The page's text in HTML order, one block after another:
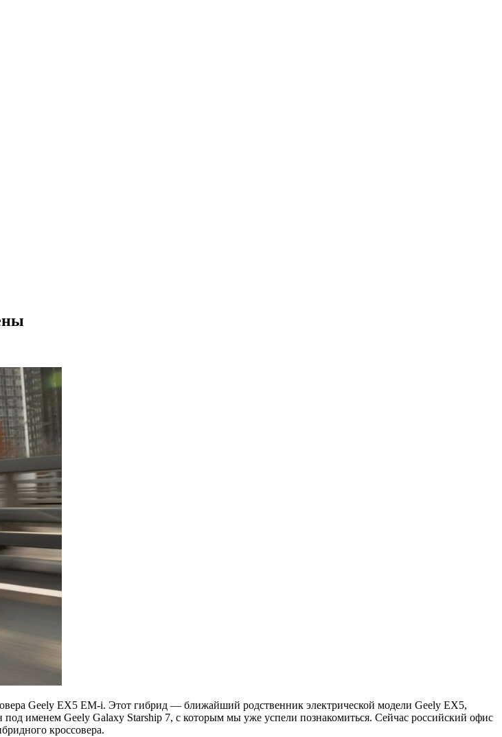
Geely EX5 EM-i. Этот гибрид — ближайший родственник электрической модели Geely EX5,
именем Geely Galaxy Starship 7, с которым мы уже успели познакомиться. Сейчас российский офис
кроссовера.